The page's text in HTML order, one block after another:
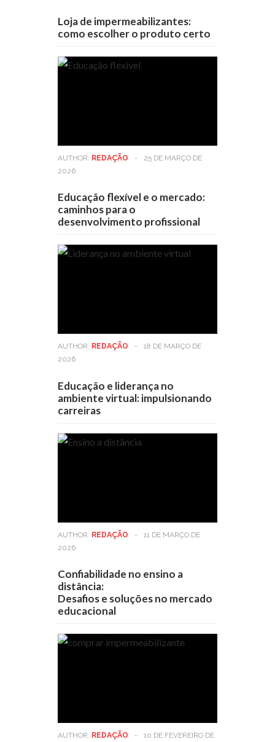
Loja de impermeabilizantes:
como escolher o produto certo
AUTHOR: REDAÇÃO -
25 DE MARÇO DE
2026
Educação flexível e o mercado:
caminhos para o
desenvolvimento profissional
AUTHOR: REDAÇÃO -
18 DE MARÇO DE
2026
Educação e liderança no
ambiente virtual: impulsionando
carreiras
AUTHOR: REDAÇÃO -
11 DE MARÇO DE
2026
Confiabilidade no ensino a
distância:
Desafios e soluções no mercado
educacional
AUTHOR: REDAÇÃO -
10 DE FEVEREIRO DE